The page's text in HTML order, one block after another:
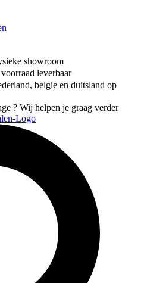
showroom
leverbaar
belgie en duitsland op
? Wij helpen je graag verder